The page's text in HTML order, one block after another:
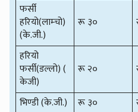
फर्सी
हरियो(लाम्चो)
(के.जी.)
रू ३०
हरियो
फर्सी(डल्लो) (
केजी)
रू २०
भिण्डी (के.जी.) रू ३०